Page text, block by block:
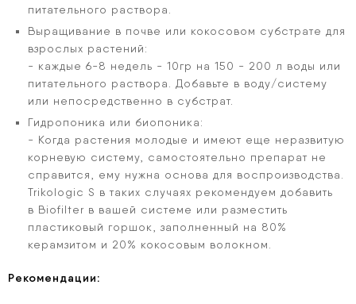
питательного раствора.
Выращивание в почве или кокосовом субстрате для
взрослых растений:
- каждые 6-8 недель - 10гр на 150 - 200 л воды или
питательного раствора. Добавьте в воду/систему
или непосредственно в субстрат.
Гидропоника или биопоника:
- Когда растения молодые и имеют еще неразвитую
корневую систему, самостоятельно препарат не
справится, ему нужна основа для воспроизводства.
Trikologic S в таких случаях рекомендуем добавить
в Biofilter в вашей системе или разместить
пластиковый горшок, заполненный на 80%
керамзитом и 20% кокосовым волокном.
Рекомендации: